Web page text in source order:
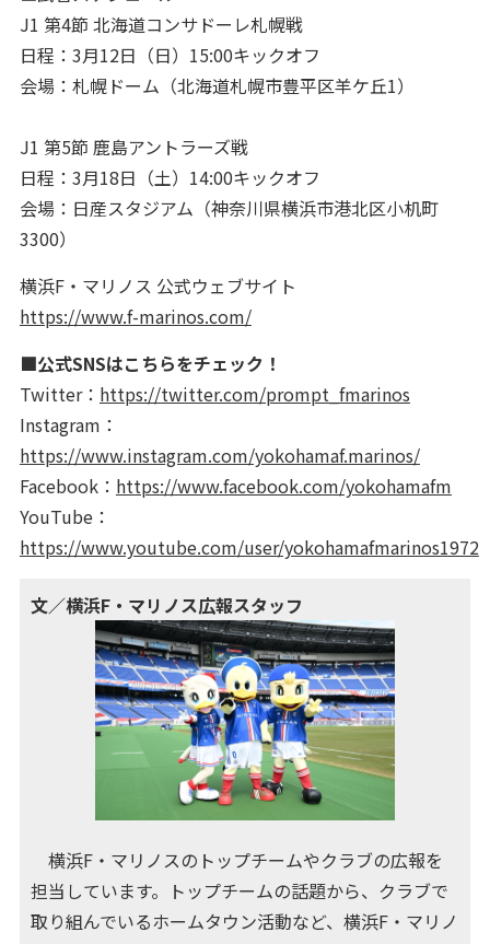
J1 第4節 北海道コンサドーレ札幌戦
日程：3月12日（日）15:00キックオフ
会場：札幌ドーム（北海道札幌市豊平区羊ケ丘1）
J1 第5節 鹿島アントラーズ戦
日程：3月18日（土）14:00キックオフ
会場：日産スタジアム（神奈川県横浜市港北区小机町
3300）
横浜F・マリノス 公式ウェブサイト
https://www.f-marinos.com/
■公式SNSはこちらをチェック！
Twitter： https://twitter.com/prompt_fmarinos
Instagram：
https://www.instagram.com/yokohamaf.marinos/
Facebook： https://www.facebook.com/yokohamafm
YouTube：
https://www.youtube.com/user/yokohamafmarinos1972
文／横浜F・マリノス広報スタッフ
横浜F・マリノスのトップチームやクラブの広報を
担当しています。トップチームの話題から、クラブで
取り組んでいるホームタウン活動など、横浜F・マリノ